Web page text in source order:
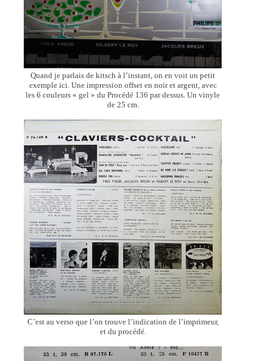
Quand je parlais de kitsch à l’instant, on en voit un petit
exemple ici. Une impression offset en noir et argent, avec
les 6 couleurs « gel » du Procédé 136 par dessus. Un vinyle
de 25 cm.
C’est au verso que l’on trouve l’indication de l’imprimeur,
et du procédé.